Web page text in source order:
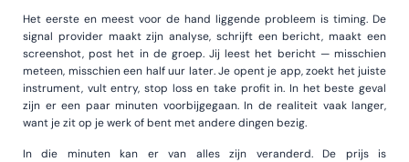
Het eerste en meest voor de hand liggende probleem is timing. De
signal provider maakt zijn analyse, schrijft een bericht, maakt een
screenshot, post het in de groep. Jij leest het bericht — misschien
meteen, misschien een half uur later. Je opent je app, zoekt het juiste
instrument, vult entry, stop loss en take profit in. In het beste geval
zijn er een paar minuten voorbijgegaan. In de realiteit vaak langer,
want je zit op je werk of bent met andere dingen bezig.
In die minuten kan er van alles zijn veranderd. De prijs is